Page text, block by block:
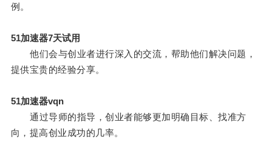
例。
51加速器7天试用
他们会与创业者进行深入的交流，帮助他们解决问题，
提供宝贵的经验分享。
51加速器vqn
通过导师的指导，创业者能够更加明确目标、找准方
向，提高创业成功的几率。